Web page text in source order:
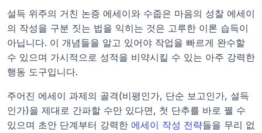
설득 위주의 거친 논증 에세이와 수줍은 마음의 성찰 에세이
의 작성을 구분 짓는 법을 익히는 것은 고루한 이론 습득이
아닙니다. 이 개념들을 알고 있어야 작업을 빠르게 완수할
수 있으며 가시적으로 성적을 비약시킬 수 있는 아주 강력한
행동 도구입니다.
주어진 에세이 과제의 골격(비평인가, 단순 보고인가, 설득
인가)을 제대로 간파할 수만 있다면, 첫 단추를 바로 꿸 수
있으며 초안 단계부터 강력한 에세이 작성 전략들을 무리 없